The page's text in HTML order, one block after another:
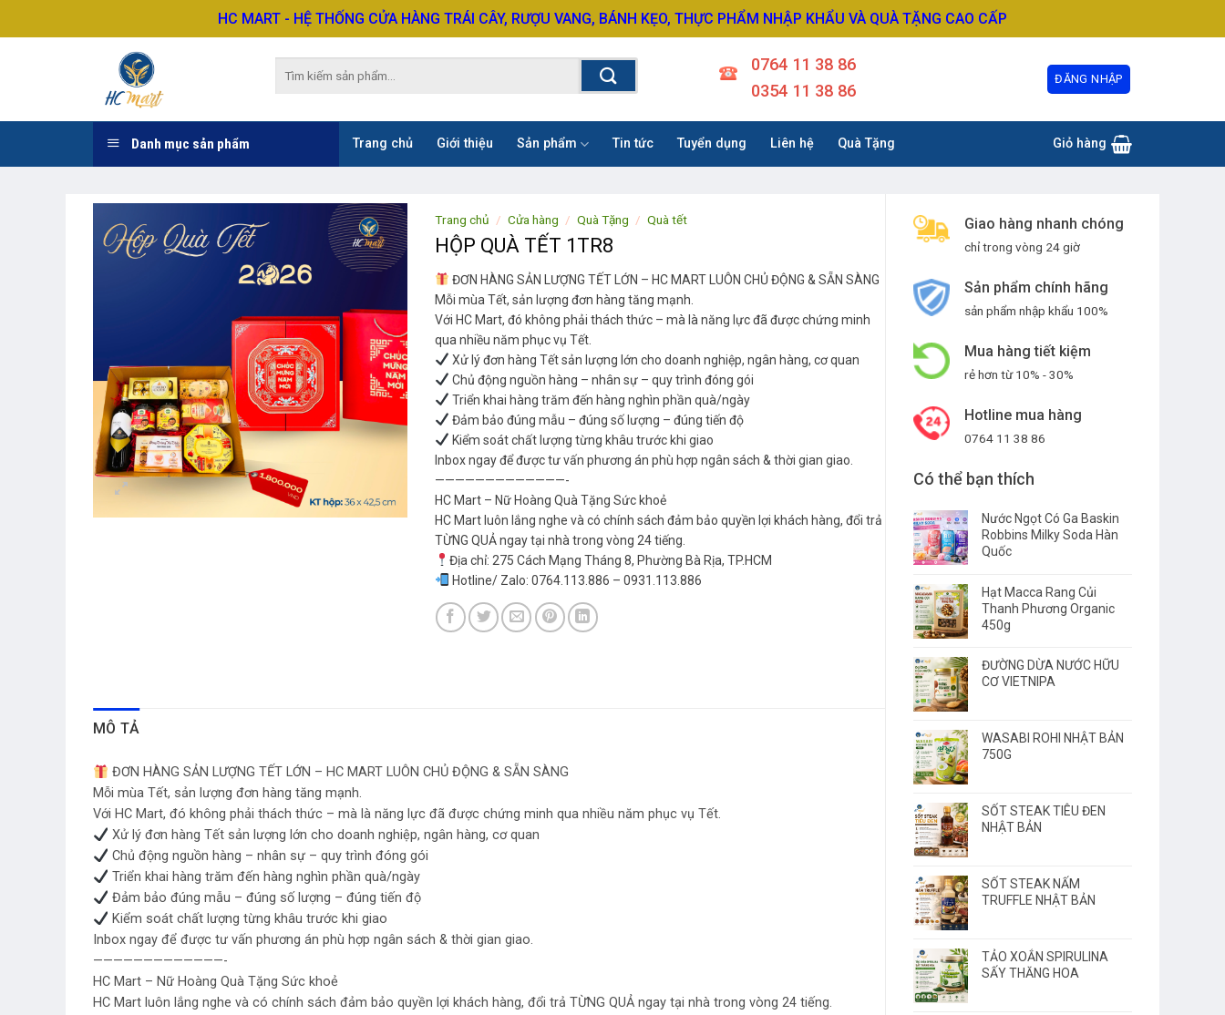
to
HC MART - HỆ THỐNG CỬA HÀNG TRÁI CÂY, RƯỢU VANG, BÁNH KẸO, THỰC PHẨM NHẬP KHẨU VÀ QUÀ TẶNG CAO CẤP
0764 11 38 86
0354 11 38 86
ĐĂNG NHẬP
Danh mục sản phẩm Trang chủ Giới thiệu Sản phẩm Tin tức Tuyển dụng Liên hệ Quà Tặng Giỏ hàng
Giao hàng nhanh chóng
chỉ trong vòng 24 giờ
Sản phẩm chính hãng
sản phẩm nhập khẩu 100%
Mua hàng tiết kiệm
rẻ hơn từ 10% - 30%
Hotline mua hàng
0764 11 38 86
Có thể bạn thích
Nước Ngọt Có Ga Baskin
Robbins Milky Soda Hàn
Quốc
Hạt Macca Rang Củi
Thanh Phương Organic
450g
ĐƯỜNG DỪA NƯỚC HỮU
CƠ VIETNIPA
WASABI ROHI NHẬT BẢN
750G
SỐT STEAK TIÊU ĐEN
NHẬT BẢN
SỐT STEAK NẤM
TRUFFLE NHẬT BẢN
TẢO XOẮN SPIRULINA
SẤY THĂNG HOA
Trang chủ / Cửa hàng / Quà Tặng / Quà tết
HỘP QUÀ TẾT 1TR8
ĐƠN HÀNG SẢN LƯỢNG TẾT LỚN – HC MART LUÔN CHỦ ĐỘNG & SẴN SÀNG
Mỗi mùa Tết, sản lượng đơn hàng tăng mạnh.
Với HC Mart, đó không phải thách thức – mà là năng lực đã được chứng minh
qua nhiều năm phục vụ Tết.
Xử lý đơn hàng Tết sản lượng lớn cho doanh nghiệp, ngân hàng, cơ quan
Chủ động nguồn hàng – nhân sự – quy trình đóng gói
Triển khai hàng trăm đến hàng nghìn phần quà/ngày
Đảm bảo đúng mẫu – đúng số lượng – đúng tiến độ
Kiểm soát chất lượng từng khâu trước khi giao
Inbox ngay để được tư vấn phương án phù hợp ngân sách & thời gian giao.
—————————————-
HC Mart – Nữ Hoàng Quà Tặng Sức khoẻ
HC Mart luôn lắng nghe và có chính sách đảm bảo quyền lợi khách hàng, đổi trả
TỪNG QUẢ ngay tại nhà trong vòng 24 tiếng.
Địa chỉ: 275 Cách Mạng Tháng 8, Phường Bà Rịa, TP.HCM
Hotline/ Zalo: 0764.113.886 – 0931.113.886
MÔ TẢ
ĐƠN HÀNG SẢN LƯỢNG TẾT LỚN – HC MART LUÔN CHỦ ĐỘNG & SẴN SÀNG
Mỗi mùa Tết, sản lượng đơn hàng tăng mạnh.
Với HC Mart, đó không phải thách thức – mà là năng lực đã được chứng minh qua nhiều năm phục vụ Tết.
Xử lý đơn hàng Tết sản lượng lớn cho doanh nghiệp, ngân hàng, cơ quan
Chủ động nguồn hàng – nhân sự – quy trình đóng gói
Triển khai hàng trăm đến hàng nghìn phần quà/ngày
Đảm bảo đúng mẫu – đúng số lượng – đúng tiến độ
Kiểm soát chất lượng từng khâu trước khi giao
Inbox ngay để được tư vấn phương án phù hợp ngân sách & thời gian giao.
—————————————-
HC Mart – Nữ Hoàng Quà Tặng Sức khoẻ
HC Mart luôn lắng nghe và có chính sách đảm bảo quyền lợi khách hàng, đổi trả TỪNG QUẢ ngay tại nhà trong vòng 24 tiếng.